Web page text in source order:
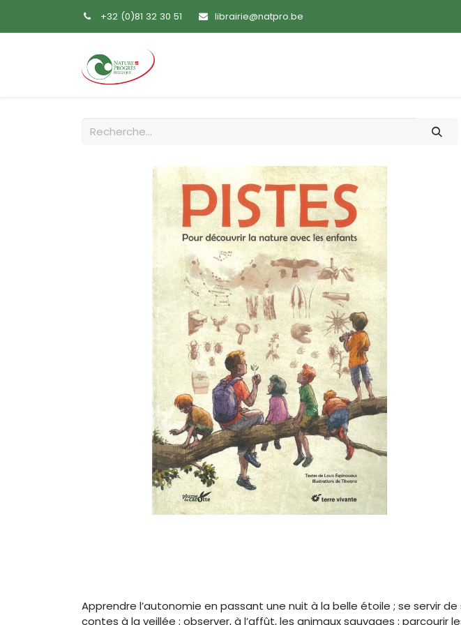
+32 (0)81 32 30 51 librairie@natpro.be
Apprendre l’autonomie en passant une nuit à la belle étoile ; se servir
contes à la veillée ; observer, à l’affût, les animaux sauvages ; parcourir